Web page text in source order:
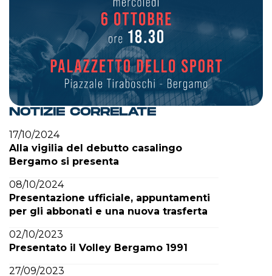
NOTIZIE CORRELATE
17/10/2024
Alla vigilia del debutto casalingo
Bergamo si presenta
08/10/2024
Presentazione ufficiale, appuntamenti
per gli abbonati e una nuova trasferta
02/10/2023
Presentato il Volley Bergamo 1991
27/09/2023